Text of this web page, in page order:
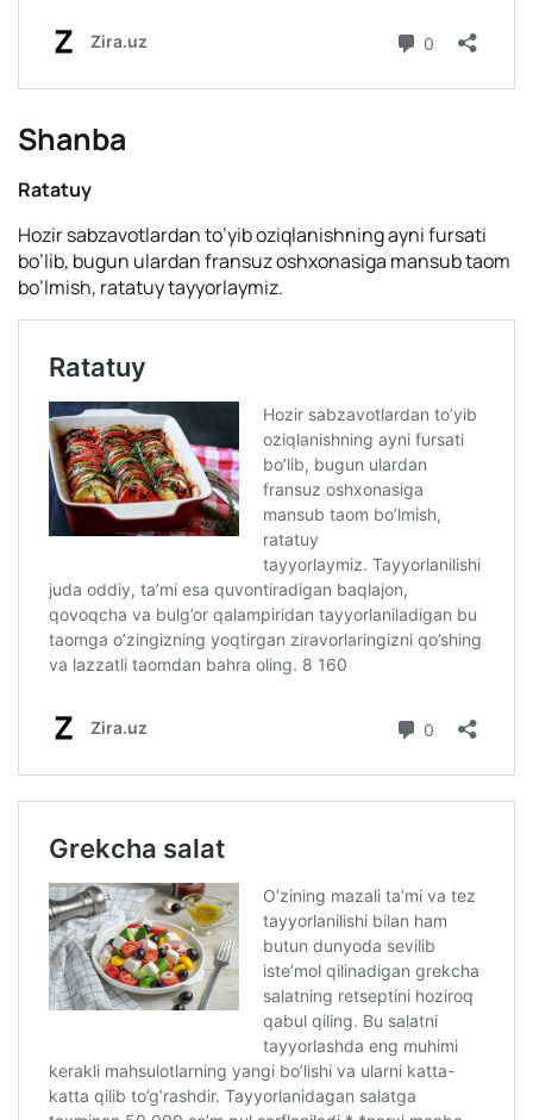
Shanba
Ratatuy
Hozir sabzavotlardan to’yib oziqlanishning ayni fursati
bo’lib, bugun ulardan fransuz oshxonasiga mansub taom
bo’lmish, ratatuy tayyorlaymiz.